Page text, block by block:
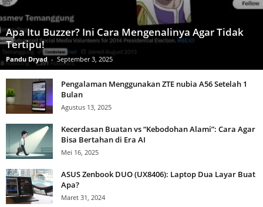
Apa Itu Buzzer? Ini Cara Mengenalinya Agar Tidak
Tertipu!
Pandu Dryad - September 3, 2025
Pengalaman Menggunakan ZTE nubia A56 Setelah 1
Bulan
Agustus 13, 2025
Kecerdasan Buatan vs “Kebodohan Alami”: Cara Agar
Bisa Bertahan di Era AI
Mei 16, 2025
ASUS Zenbook DUO (UX8406): Laptop Dua Layar Buat
Apa?
Maret 31, 2024